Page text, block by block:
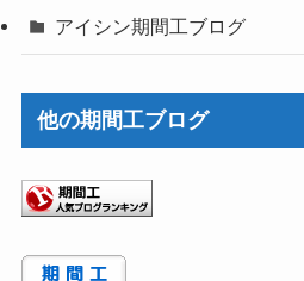
アイシン期間工ブログ
他の期間工ブログ